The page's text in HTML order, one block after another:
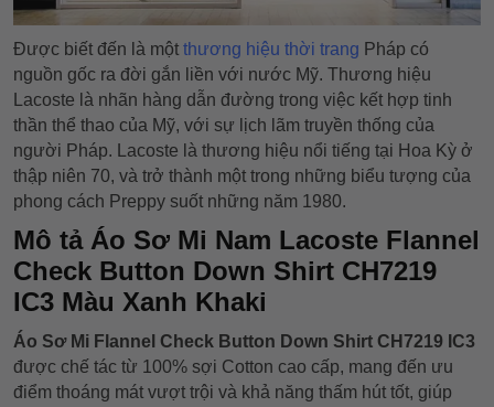
Được biết đến là một thương hiệu thời trang Pháp có
nguồn gốc ra đời gắn liền với nước Mỹ. Thương hiệu
Lacoste là nhãn hàng dẫn đường trong việc kết hợp tinh
thần thể thao của Mỹ, với sự lịch lãm truyền thống của
người Pháp. Lacoste là thương hiệu nổi tiếng tại Hoa Kỳ ở
thập niên 70, và trở thành một trong những biểu tượng của
phong cách Preppy suốt những năm 1980.
Mô tả Áo Sơ Mi Nam Lacoste Flannel
Check Button Down Shirt CH7219
IC3 Màu Xanh Khaki
Áo Sơ Mi Flannel Check Button Down Shirt CH7219 IC3
được chế tác từ 100% sợi Cotton cao cấp, mang đến ưu
điểm thoáng mát vượt trội và khả năng thấm hút tốt, giúp